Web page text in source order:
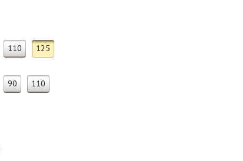
110 125
90 110